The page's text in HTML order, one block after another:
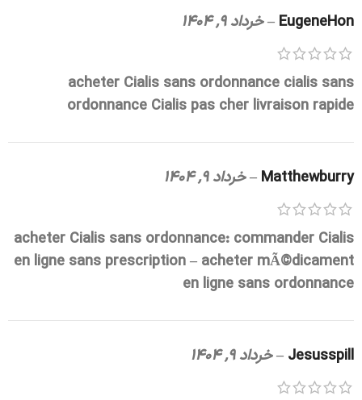
EugeneHon
–خرداد 9, 1404
acheter Cialis sans ordonnance cialis sans
ordonnance Cialis pas cher livraison rapide
Matthewburry
–خرداد 9, 1404
acheter Cialis sans ordonnance: commander Cialis
en ligne sans prescription– acheter mÃ©dicament
en ligne sans ordonnance
Jesusspill
–خرداد 9, 1404